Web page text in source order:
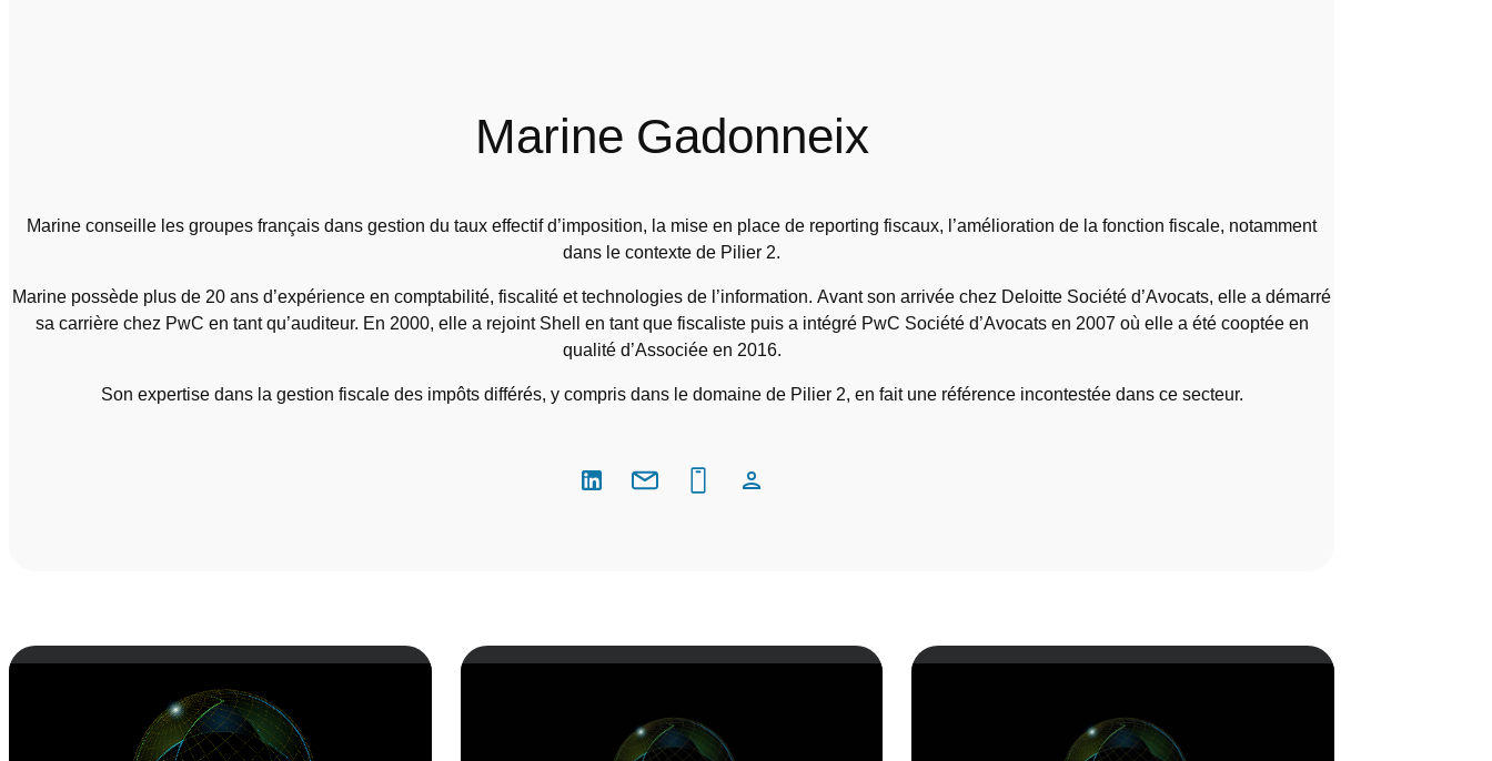
Marine Gadonneix
Marine conseille les groupes français dans gestion du taux effectif d’imposition, la mise en place de reporting fiscaux, l’amélioration de la fonction fiscale, notamment
dans le contexte de Pilier 2.
Marine possède plus de 20 ans d’expérience en comptabilité, fiscalité et technologies de l’information. Avant son arrivée chez Deloitte Société d’Avocats, elle a démarré
sa carrière chez PwC en tant qu’auditeur. En 2000, elle a rejoint Shell en tant que fiscaliste puis a intégré PwC Société d’Avocats en 2007 où elle a été cooptée en
qualité d’Associée en 2016.
Son expertise dans la gestion fiscale des impôts différés, y compris dans le domaine de Pilier 2, en fait une référence incontestée dans ce secteur.